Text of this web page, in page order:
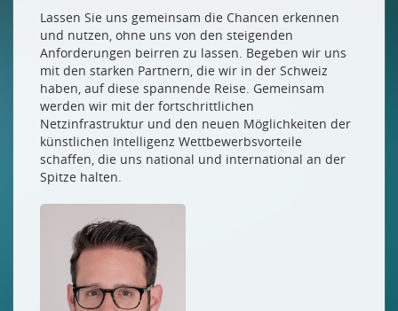
Lassen Sie uns gemeinsam die Chancen erkennen
und nutzen, ohne uns von den steigenden
Anforderungen beirren zu lassen. Begeben wir uns
mit den starken Partnern, die wir in der Schweiz
haben, auf diese spannende Reise. Gemeinsam
werden wir mit der fortschrittlichen
Netzinfrastruktur und den neuen Möglichkeiten der
künstlichen Intelligenz Wettbewerbsvorteile
schaffen, die uns national und international an der
Spitze halten.